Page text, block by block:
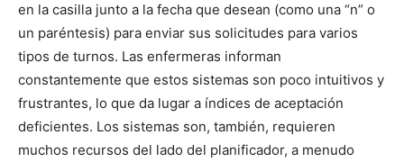
en la casilla junto a la fecha que desean (como una “n” o
un paréntesis) para enviar sus solicitudes para varios
tipos de turnos. Las enfermeras informan
constantemente que estos sistemas son poco intuitivos y
frustrantes, lo que da lugar a índices de aceptación
deficientes. Los sistemas son, también, requieren
muchos recursos del lado del planificador, a menudo